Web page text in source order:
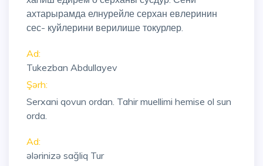
ахтарырамда елнурейле серхан евлеринин
сес- куйлерини верилише токурлер.
Ad:
Tukezban Abdullayev
Şərh:
Serxani qovun ordan. Tahir muellimi hemise ol sun
orda.
Ad:
ələrinizə sağliq Tur